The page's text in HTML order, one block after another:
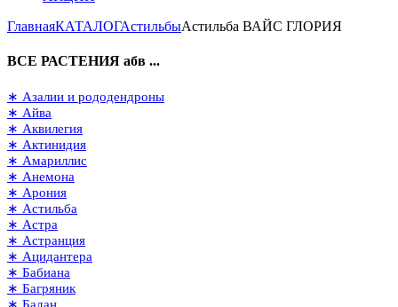
ГлавнаяКАТАЛОГАстильбыАстильба ВАЙС ГЛОРИЯ
ВСЕ РАСТЕНИЯ абв ...
∗ Азалии и рододендроны
∗ Айва
∗ Аквилегия
∗ Актинидия
∗ Амариллис
∗ Анемона
∗ Арония
∗ Астильба
∗ Астра
∗ Астранция
∗ Ацидантера
∗ Бабиана
∗ Багряник
∗ Бадан